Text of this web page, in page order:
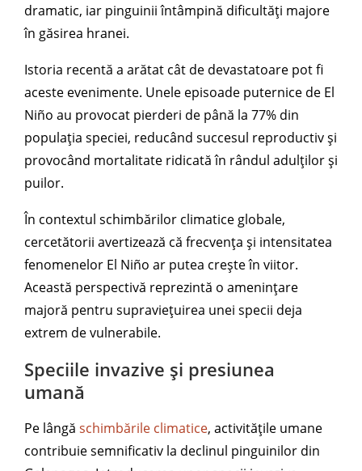
dramatic, iar pinguinii întâmpină dificultăți majore
în găsirea hranei.
Istoria recentă a arătat cât de devastatoare pot fi
aceste evenimente. Unele episoade puternice de El
Niño au provocat pierderi de până la 77% din
populația speciei, reducând succesul reproductiv și
provocând mortalitate ridicată în rândul adulților și
puilor.
În contextul schimbărilor climatice globale,
cercetătorii avertizează că frecvența și intensitatea
fenomenelor El Niño ar putea crește în viitor.
Această perspectivă reprezintă o amenințare
majoră pentru supraviețuirea unei specii deja
extrem de vulnerabile.
Speciile invazive și presiunea
umană
Pe lângă schimbările climatice, activitățile umane
contribuie semnificativ la declinul pinguinilor din